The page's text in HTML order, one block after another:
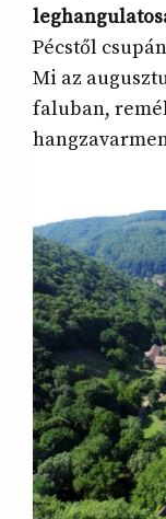
Pécstől
Mi az
faluban,